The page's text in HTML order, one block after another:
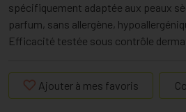
spécifiquement adaptée aux peaux
parfum, sans allergène,
Efficacité testée sous contrôle
Ajouter à mes favoris